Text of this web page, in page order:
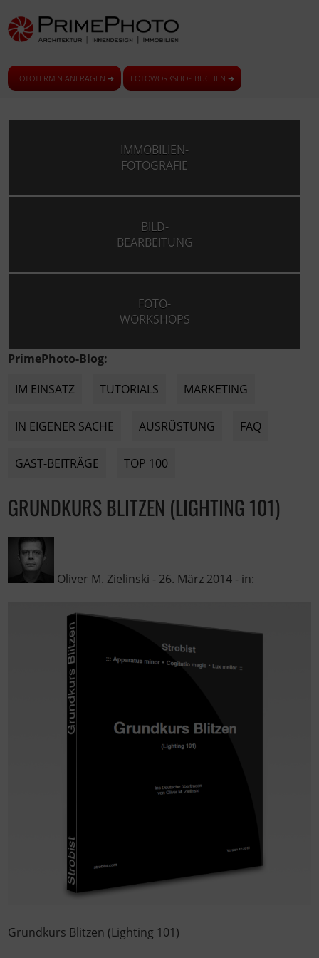
FOTOTERMIN ANFRAGEN ➜ FOTOWORKSHOP BUCHEN ➜
IMMOBILIEN-
FOTOGRAFIE
BILD-
BEARBEITUNG
FOTO-
WORKSHOPS
PrimePhoto-Blog:
IM EINSATZ
TUTORIALS MARKETING
IN EIGENER SACHE AUSRÜSTUNG FAQ
GAST-BEITRÄGE TOP 100
GRUNDKURS BLITZEN (LIGHTING 101)
Oliver M. Zielinski - 26. März 2014 - in:
Grundkurs Blitzen (Lighting 101)